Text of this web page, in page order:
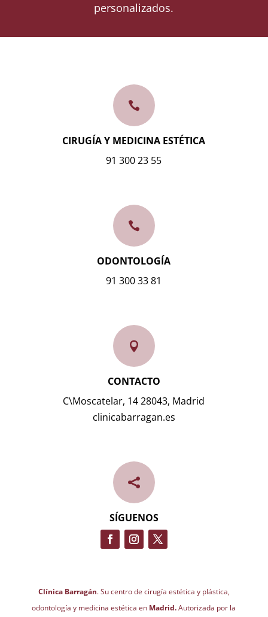
personalizados.

CIRUGÍA Y MEDICINA ESTÉTICA
91 300 23 55

ODONTOLOGÍA
91 300 33 81

CONTACTO
C\Moscatelar, 14 28043, Madrid
clinicabarragan.es

SÍGUENOS
Clínica Barragán. Su centro de cirugía estética y plástica,
odontología y medicina estética en Madrid.Autorizada por la